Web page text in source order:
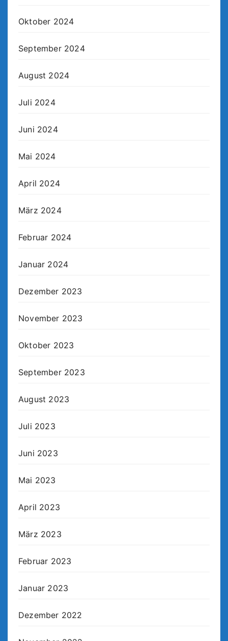
Oktober 2024
September 2024
August 2024
Juli 2024
Juni 2024
Mai 2024
April 2024
März 2024
Februar 2024
Januar 2024
Dezember 2023
November 2023
Oktober 2023
September 2023
August 2023
Juli 2023
Juni 2023
Mai 2023
April 2023
März 2023
Februar 2023
Januar 2023
Dezember 2022